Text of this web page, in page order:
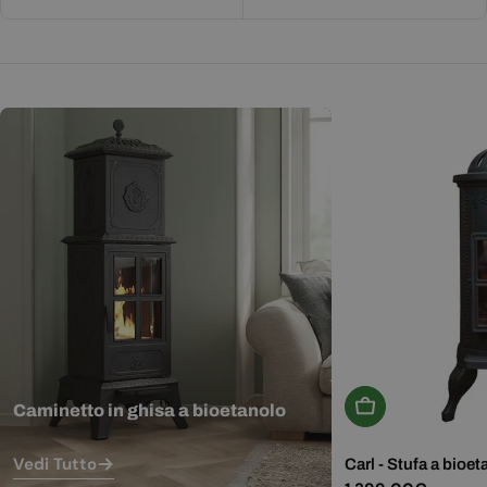
Caminetto in ghisa a bioetanolo
Vedi Tutto
Aggiungi Al
Carl - Stufa a